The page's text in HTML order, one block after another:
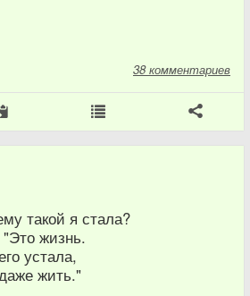
38 комментариев
такой я стала?
"Это жизнь.
устала,
жить."